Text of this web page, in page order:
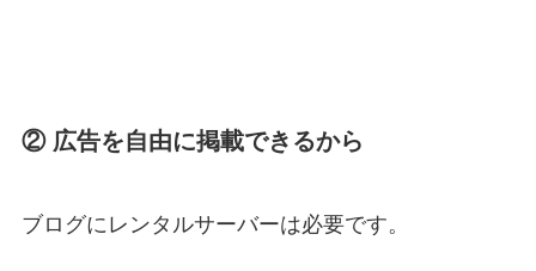
② 広告を自由に掲載できるから
ブログにレンタルサーバーは必要です。